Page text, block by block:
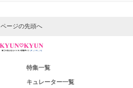
ページの先頭へ
特集一覧
キュレーター一覧